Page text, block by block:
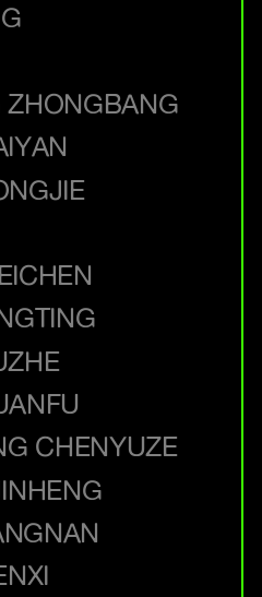
ZHONGBANG
CHENYUZE